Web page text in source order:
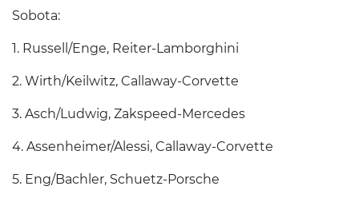
Sobota:
1. Russell/Enge, Reiter-Lamborghini
2. Wirth/Keilwitz, Callaway-Corvette
3. Asch/Ludwig, Zakspeed-Mercedes
4. Assenheimer/Alessi, Callaway-Corvette
5. Eng/Bachler, Schuetz-Porsche